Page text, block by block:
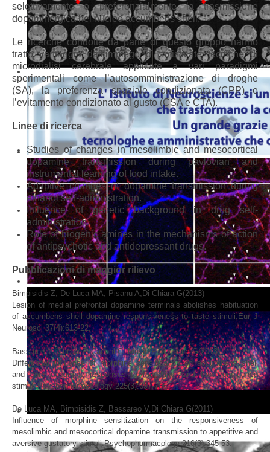
selettivamente o preferenzialmente la trasmissione
dopaminergica nel nucleo accumbens shell.
Le ricerche condotte da parte di questo gruppo hanno
tratto vantaggio dall’impiego di sofisticate tecniche di
microdialisi cerebrale applicate a vari paradigmi
sperimentali come l’autosomministrazione di droghe
(SA), la preferenza spaziale condizionata (CPP) e
l’evitamento condizionato al gusto (CSA e CTA).
Linee di ricerca
Studies of changes in mesolimbic and mesocortical
dopamine transmission during pavlovian and
instrumental learning of food intake.
Adaptive changes of dopamine transmission during
ethanol self-administration.
Influence of genetic background in drug self-
administration.
Role of biogenic amines in the mechanisms of action
of antipsychotic and antidepressant drugs.
Pubblicazioni di maggior rilievo
Bimpisidis Z, De Luca MA, Pisanu A,Di Chiara G(2013)
Lesion of medial prefrontal dopamine terminals abolishes habituation
of accumbens shell dopamine responsiveness to taste stimuli.Eur J
Neurosci 37(4):613-22.
Bassareo V, Cucca F, Cadoni C, Musio P,Di Chiara G(2013)
Differential influence of morphine sensitization on accumbens shell
and core dopamine responses to morphine- and food-conditioned
stimuli.Psychopharmacology 225(3):697-706.
De Luca MA, Bimpisidis Z, Bassareo V,Di Chiara G(2011)
Influence of morphine sensitization on the responsiveness of
mesolimbic and mesocortical dopamine transmission to appetitive and
aversive gustatory stimuli.Psychopharmacology 216(3):345-53.